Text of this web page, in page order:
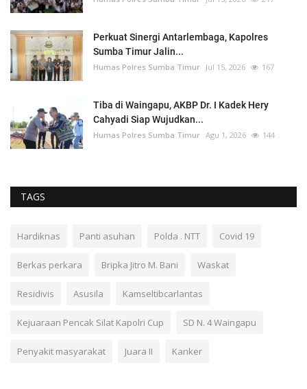
Perkuat Sinergi Antarlembaga, Kapolres
Sumba Timur Jalin...
Humas Polres Sumba Timur Jul 15, 2026 167
Tiba di Waingapu, AKBP Dr. I Kadek Hery
Cahyadi Siap Wujudkan...
Humas Polres Sumba Timur Agu 1, 2026 144
TAGS
Hardiknas Panti asuhan Polda . NTT Covid 19
Berkas perkara Bripka Jitro M. Bani Waskat
Residivis Asusila Kamseltibcarlantas
Kejuaraan Pencak Silat Kapolri Cup SD N. 4 Waingapu
Penyakit masyarakat Juara II Kanker